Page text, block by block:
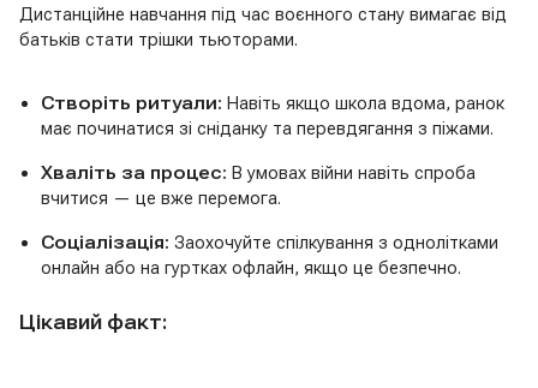
Дистанційне навчання під час воєнного стану вимагає від
батьків стати трішки тьюторами.
Створіть ритуали: Навіть якщо школа вдома, ранок
має починатися зі сніданку та перевдягання з піжами.
Хваліть за процес: В умовах війни навіть спроба
вчитися — це вже перемога.
Соціалізація: Заохочуйте спілкування з однолітками
онлайн або на гуртках офлайн, якщо це безпечно.
Цікавий факт: